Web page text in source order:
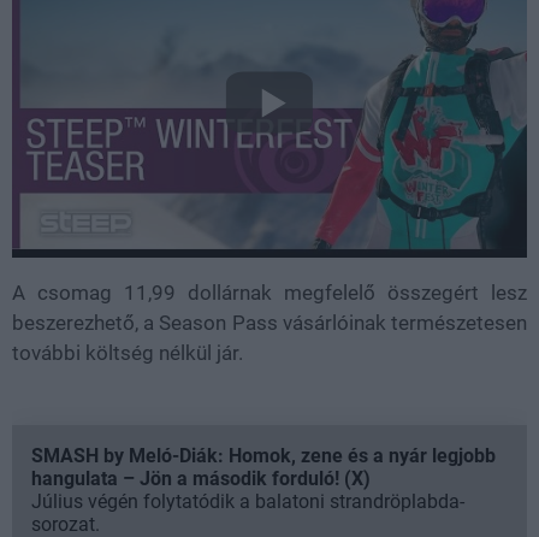
A csomag 11,99 dollárnak megfelelő összegért lesz
beszerezhető, a Season Pass vásárlóinak természetesen
további költség nélkül jár.
SMASH by Meló-Diák: Homok, zene és a nyár legjobb
hangulata – Jön a második forduló! (X)
Július végén folytatódik a balatoni strandröplabda-
sorozat.